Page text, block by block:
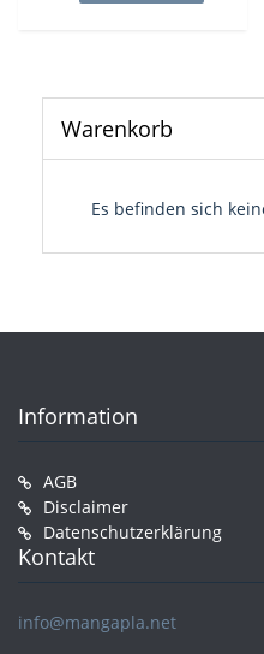
Warenkorb
Es befinden sich
Information
AGB
Disclaimer
Datenschutzerklärung
Kontakt
info@mangapla.net